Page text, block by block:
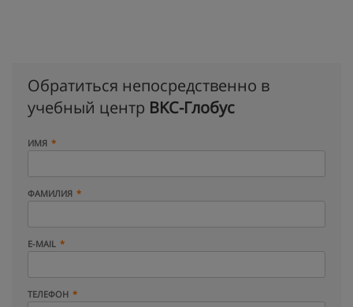
Обратиться непосредственно в
учебный центр BKC-Глобус
ИМЯ
ФАМИЛИЯ
E-MAIL
ТЕЛЕФОН